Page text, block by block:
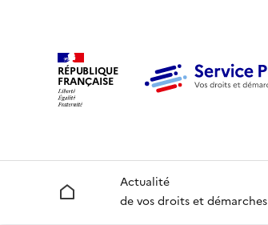
RÉPUBLIQUE
FRANÇAISE
Accueil
Actualité
de vos droits et démarches